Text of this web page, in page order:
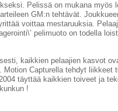
Pelissä on mukana myös
GM:n tehtävät.
voittaa mestaruuksia.
pelimuoto on todella
kaikkien pelaajien kasvot
Motion Capturella tehdyt liikkeet
täyttää kaikkien toiveet ja
!